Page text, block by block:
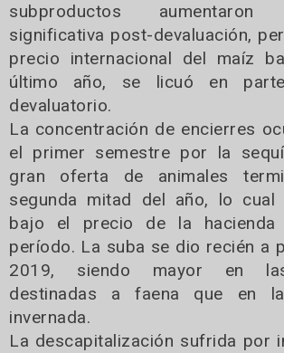
subproductos
significativa post-devaluación,
precio internacional del maíz
último año, se licuó en
devaluatorio.
La concentración de encierres
el primer semestre por la
gran oferta de animales
segunda mitad del año, lo cual
bajo el precio de la hacienda
período. La suba se dio recién a
2019, siendo mayor en
destinadas a faena que en
invernada.
La descapitalización sufrida por